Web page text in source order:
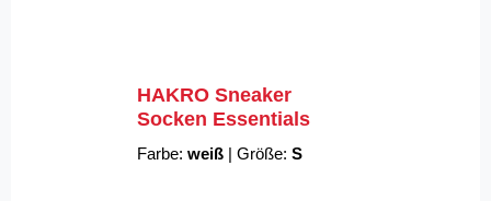
HAKRO Sneaker
Socken Essentials
Farbe: weiß | Größe: S